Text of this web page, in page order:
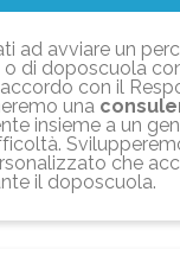
ad avviare un
o di doposcuola
con il
una
insieme a un
che
il doposcuola.